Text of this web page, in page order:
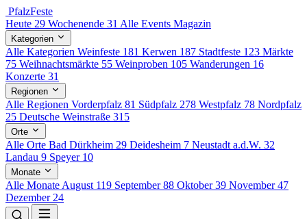
PfalzFeste
Heute 29 Wochenende 31 Alle Events Magazin
Kategorien
Alle Kategorien Weinfeste 181 Kerwen 187 Stadtfeste 123 Märkte
75 Weihnachtsmärkte 55 Weinproben 105 Wanderungen 16
Konzerte 31
Regionen
Alle Regionen Vorderpfalz 81 Südpfalz 278 Westpfalz 78 Nordpfalz
25 Deutsche Weinstraße 315
Orte
Alle Orte Bad Dürkheim 29 Deidesheim 7 Neustadt a.d.W. 32
Landau 9 Speyer 10
Monate
Alle Monate August 119 September88 Oktober39 November47
Dezember 24